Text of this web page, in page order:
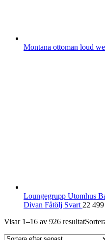
Montana ottoman loud
Loungegrupp Utomhus
Divan Fåtölj Svart 22 499
Visar 1–16 av 926 resultat